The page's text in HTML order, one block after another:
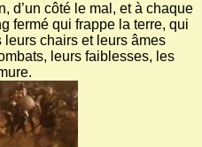
d’un côté le mal, et à chaque
fermé qui frappe la terre, qui
leurs chairs et leurs âmes
leurs faiblesses, les